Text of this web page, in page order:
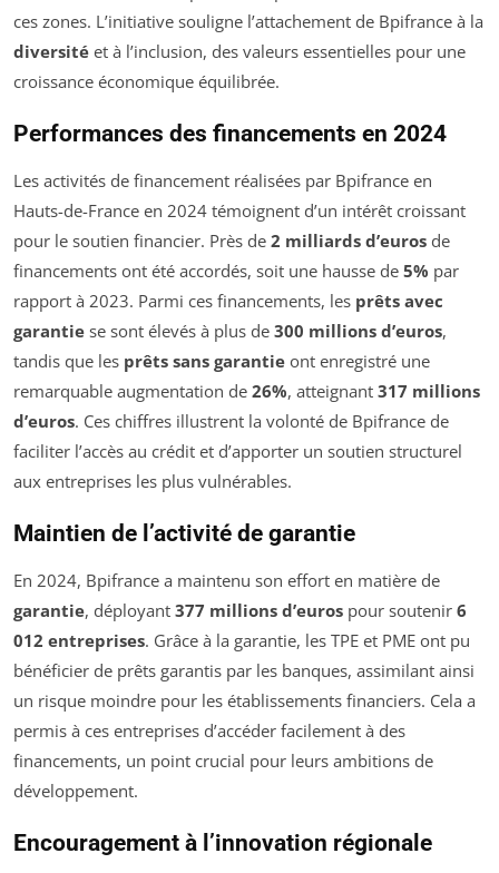
ces zones. L’initiative souligne l’attachement de Bpifrance à la
diversité et à l’inclusion, des valeurs essentielles pour une
croissance économique équilibrée.
Performances des financements en 2024
Les activités de financement réalisées par Bpifrance en
Hauts-de-France en 2024 témoignent d’un intérêt croissant
pour le soutien financier. Près de 2 milliards d’euros de
financements ont été accordés, soit une hausse de 5% par
rapport à 2023. Parmi ces financements, les prêts avec
garantie se sont élevés à plus de 300 millions d’euros,
tandis que les prêts sans garantie ont enregistré une
remarquable augmentation de 26%, atteignant 317 millions
d’euros. Ces chiffres illustrent la volonté de Bpifrance de
faciliter l’accès au crédit et d’apporter un soutien structurel
aux entreprises les plus vulnérables.
Maintien de l’activité de garantie
En 2024, Bpifrance a maintenu son effort en matière de
garantie, déployant 377 millions d’euros pour soutenir 6
012 entreprises. Grâce à la garantie, les TPE et PME ont pu
bénéficier de prêts garantis par les banques, assimilant ainsi
un risque moindre pour les établissements financiers. Cela a
permis à ces entreprises d’accéder facilement à des
financements, un point crucial pour leurs ambitions de
développement.
Encouragement à l’innovation régionale